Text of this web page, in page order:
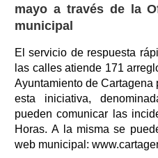
mayo a través de la
municipal
El servicio de respuesta
las calles atiende 171
Ayuntamiento de Cartagena
esta iniciativa,
pueden comunicar las
Horas. A la misma se
web municipal: